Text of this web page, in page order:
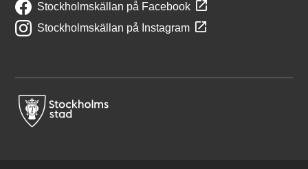
Stockholmskällan på Facebook
Stockholmskällan på Instagram